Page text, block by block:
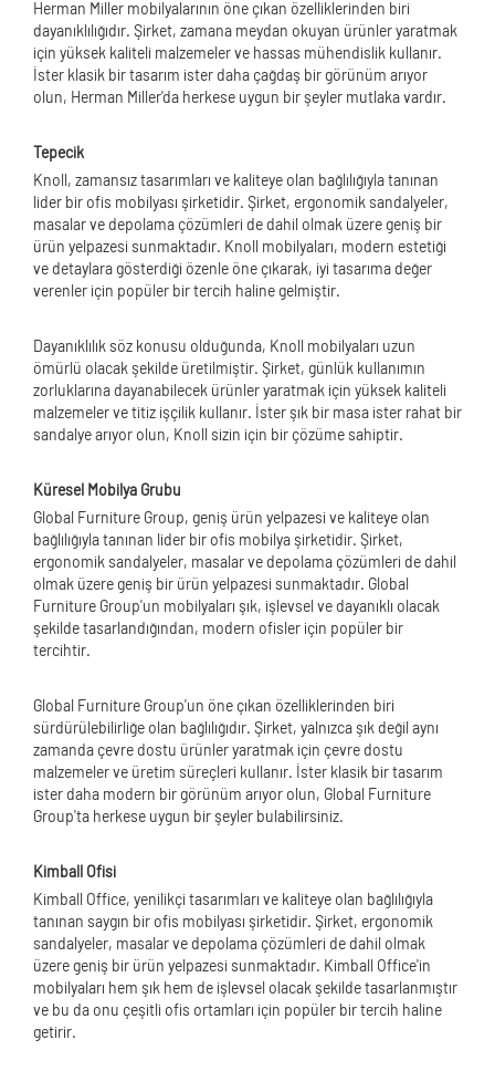
Herman Miller mobilyalarının öne çıkan özelliklerinden biri
dayanıklılığıdır. Şirket, zamana meydan okuyan ürünler yaratmak
için yüksek kaliteli malzemeler ve hassas mühendislik kullanır.
İster klasik bir tasarım ister daha çağdaş bir görünüm arıyor
olun, Herman Miller'da herkese uygun bir şeyler mutlaka vardır.
Tepecik
Knoll, zamansız tasarımları ve kaliteye olan bağlılığıyla tanınan
lider bir ofis mobilyası şirketidir. Şirket, ergonomik sandalyeler,
masalar ve depolama çözümleri de dahil olmak üzere geniş bir
ürün yelpazesi sunmaktadır. Knoll mobilyaları, modern estetiği
ve detaylara gösterdiği özenle öne çıkarak, iyi tasarıma değer
verenler için popüler bir tercih haline gelmiştir.
Dayanıklılık söz konusu olduğunda, Knoll mobilyaları uzun
ömürlü olacak şekilde üretilmiştir. Şirket, günlük kullanımın
zorluklarına dayanabilecek ürünler yaratmak için yüksek kaliteli
malzemeler ve titiz işçilik kullanır. İster şık bir masa ister rahat bir
sandalye arıyor olun, Knoll sizin için bir çözüme sahiptir.
Küresel Mobilya Grubu
Global Furniture Group, geniş ürün yelpazesi ve kaliteye olan
bağlılığıyla tanınan lider bir ofis mobilya şirketidir. Şirket,
ergonomik sandalyeler, masalar ve depolama çözümleri de dahil
olmak üzere geniş bir ürün yelpazesi sunmaktadır. Global
Furniture Group'un mobilyaları şık, işlevsel ve dayanıklı olacak
şekilde tasarlandığından, modern ofisler için popüler bir
tercihtir.
Global Furniture Group'un öne çıkan özelliklerinden biri
sürdürülebilirliğe olan bağlılığıdır. Şirket, yalnızca şık değil aynı
zamanda çevre dostu ürünler yaratmak için çevre dostu
malzemeler ve üretim süreçleri kullanır. İster klasik bir tasarım
ister daha modern bir görünüm arıyor olun, Global Furniture
Group'ta herkese uygun bir şeyler bulabilirsiniz.
Kimball Ofisi
Kimball Office, yenilikçi tasarımları ve kaliteye olan bağlılığıyla
tanınan saygın bir ofis mobilyası şirketidir. Şirket, ergonomik
sandalyeler, masalar ve depolama çözümleri de dahil olmak
üzere geniş bir ürün yelpazesi sunmaktadır. Kimball Office'in
mobilyaları hem şık hem de işlevsel olacak şekilde tasarlanmıştır
ve bu da onu çeşitli ofis ortamları için popüler bir tercih haline
getirir.